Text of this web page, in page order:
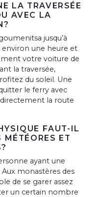
LA TRAVERSÉE
AVEC LA
jusqu’à
une heure et
votre voiture de
la traversée,
du soleil. Une
le ferry avec
la route
FAUT-IL
MÉTÉORES ET
ayant une
monastères des
de se garer assez
un certain nombre